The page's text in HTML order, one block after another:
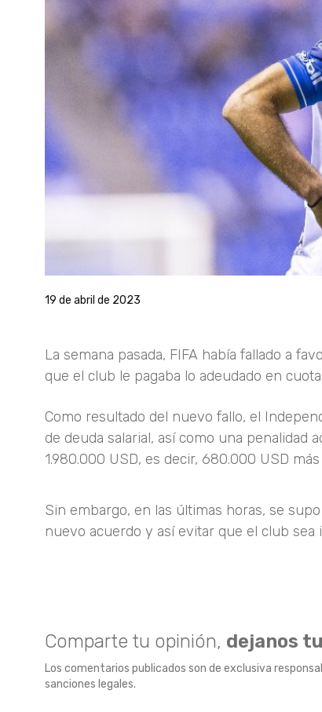
19 de abril de 2023
La semana pasada, FIFA había fallado a
que el club le pagaba lo adeudado en
Como resultado del nuevo fallo, el
de deuda salarial, así como una penalidad
1.980.000 USD, es decir, 680.000 USD
Sin embargo, en las últimas horas, se
nuevo acuerdo y así evitar que el club sea
Comparte tu opinión, dejanos
Los comentarios publicados son de exclusiva
sanciones legales.